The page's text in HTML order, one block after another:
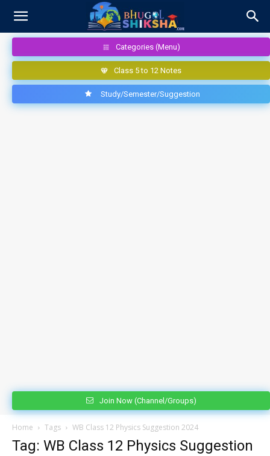
Categories (Menu)
Class 5 to 12 Notes
Study/Semester/Suggestion
Join Now (Channel/Groups)
Home Tags WB Class 12 Physics Suggestion 2024
Tag: WB Class 12 Physics Suggestion